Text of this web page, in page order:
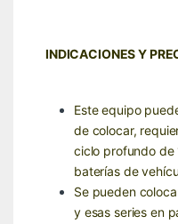
INDICACIONES Y
Este equipo
de colocar,
ciclo profundo de
baterías de
Se pueden
y esas series en